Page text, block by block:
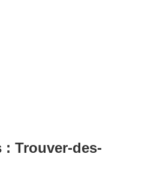
Trouver-des-